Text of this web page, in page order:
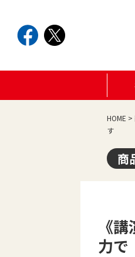
HOME >
す
商
《
力で